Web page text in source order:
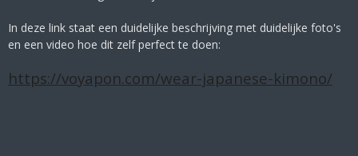
In deze link staat een duidelijke beschrijving met duidelijke foto's
en een video hoe dit zelf perfect te doen:
https://voyapon.com/wear-japanese-kimono/